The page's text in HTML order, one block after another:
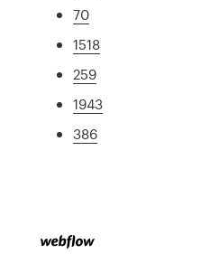
70
1518
259
1943
386